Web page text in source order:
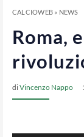
CALCIOWEB» NEWS
Roma,
diVincenzo Nappo